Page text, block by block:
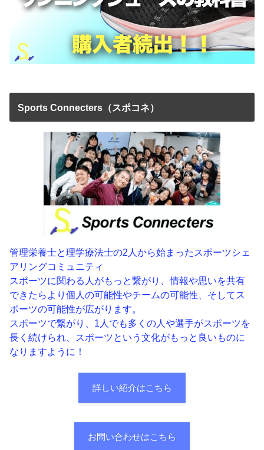
Sports Connecters（スポコネ）
管理栄養士と理学療法士の2人から始まったスポーツシェ
アリングコミュニティ
スポーツに関わる人がもっと繋がり、情報や思いを共有
できたらより個人の可能性やチームの可能性、そしてス
ポーツの可能性が広がります。
スポーツで繋がり、1人でも多くの人や選手がスポーツを
長く続けられ、スポーツという文化がもっと良いものに
なりますように！
詳しい紹介はこちら
お問い合わせはこちら